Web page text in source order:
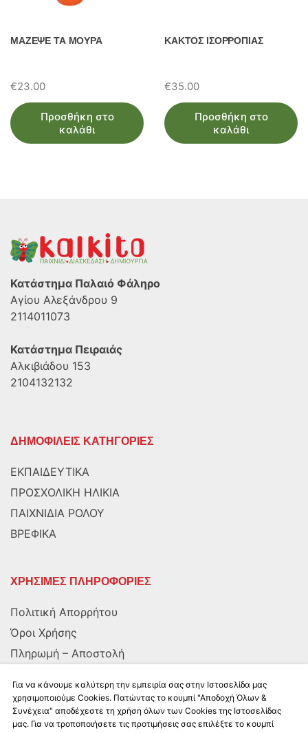
ΜΑΖΕΨΕ ΤΑ ΜΟΥΡΑ
€23.00
Προσθήκη στο
καλάθι
ΚΑΚΤΟΣ ΙΣΟΡΡΟΠΙΑΣ
€35.00
Προσθήκη στο
καλάθι
Κατάστημα Παλαιό Φάληρο
Αγίου Αλεξάνδρου 9
2114011073
Κατάστημα Πειραιάς
Αλκιβιάδου 153
2104132132
ΔΗΜΟΦΙΛΕΙΣ ΚΑΤΗΓΟΡΙΕΣ
ΕΚΠΑΙΔΕΥΤΙΚΑ
ΠΡΟΣΧΟΛΙΚΗ ΗΛΙΚΙΑ
ΠΑΙΧΝΙΔΙΑ ΡΟΛΟΥ
ΒΡΕΦΙΚΑ
ΧΡΗΣΙΜΕΣ ΠΛΗΡΟΦΟΡΙΕΣ
Πολιτική Απορρήτου
Όροι Χρήσης
Πληρωμή – Αποστολή
ΑΚΟΛΟΥΘΗΣΤΕ ΜΑΣ
Για να κάνουμε καλύτερη την εμπειρία σας στην Ιστοσελίδα μας
χρησιμοποιούμε Cookies. Πατώντας το κουμπί "Αποδοχή Όλων &
Συνέχεια" αποδέχεστε τη χρήση όλων των Cookies της Ιστοσελίδας
μας. Για να τροποποιήσετε τις προτιμήσεις σας επιλέξτε το κουμπί